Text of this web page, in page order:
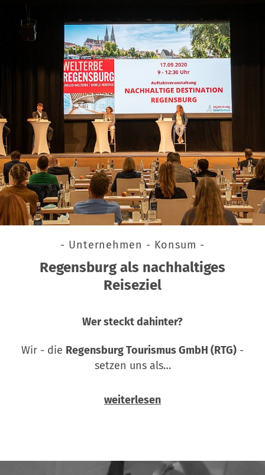
- Unternehmen - Konsum -
Regensburg als nachhaltiges
Reiseziel
Wer steckt dahinter?
Wir - die Regensburg Tourismus GmbH (RTG) -
setzen uns als…
weiterlesen